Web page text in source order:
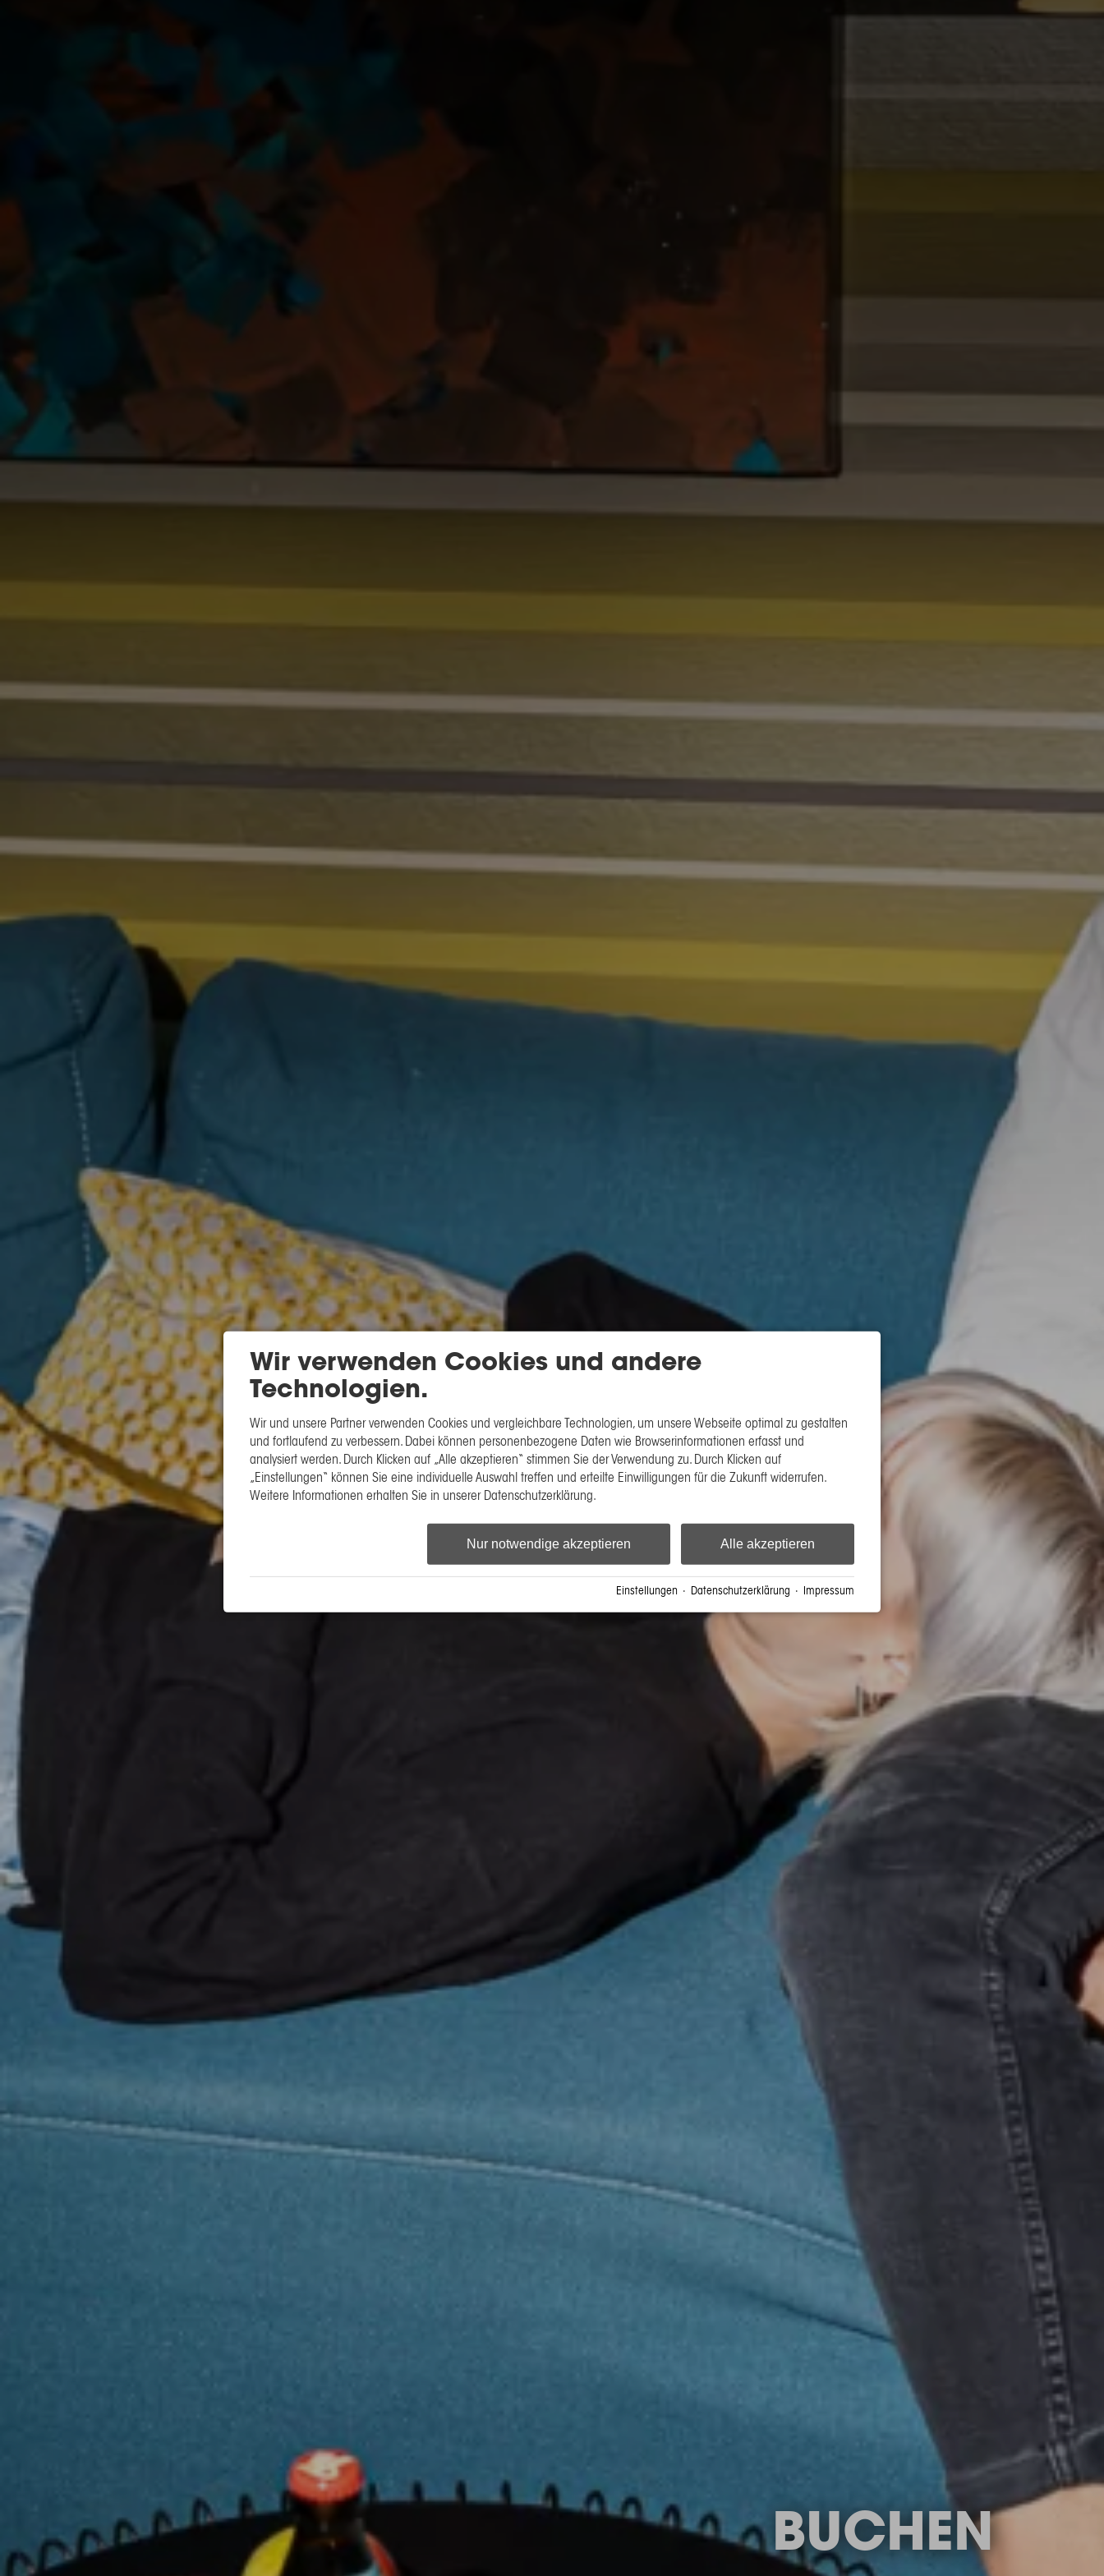
BUCHEN
Wir verwenden Cookies und andere
Technologien.
Wir und unsere Partner verwenden Cookies und vergleichbare Technologien, um unsere Webseite optimal zu gestalten
und fortlaufend zu verbessern. Dabei können personenbezogene Daten wie Browserinformationen erfasst und
analysiert werden. Durch Klicken auf „Alle akzeptieren“ stimmen Sie der Verwendung zu. Durch Klicken auf
„Einstellungen“ können Sie eine individuelle Auswahl treffen und erteilte Einwilligungen für die Zukunft widerrufen.
Weitere Informationen erhalten Sie in unserer Datenschutzerklärung.
Alle akzeptieren
Nur notwendige akzeptieren
Einstellungen · Datenschutzerklärung · Impressum